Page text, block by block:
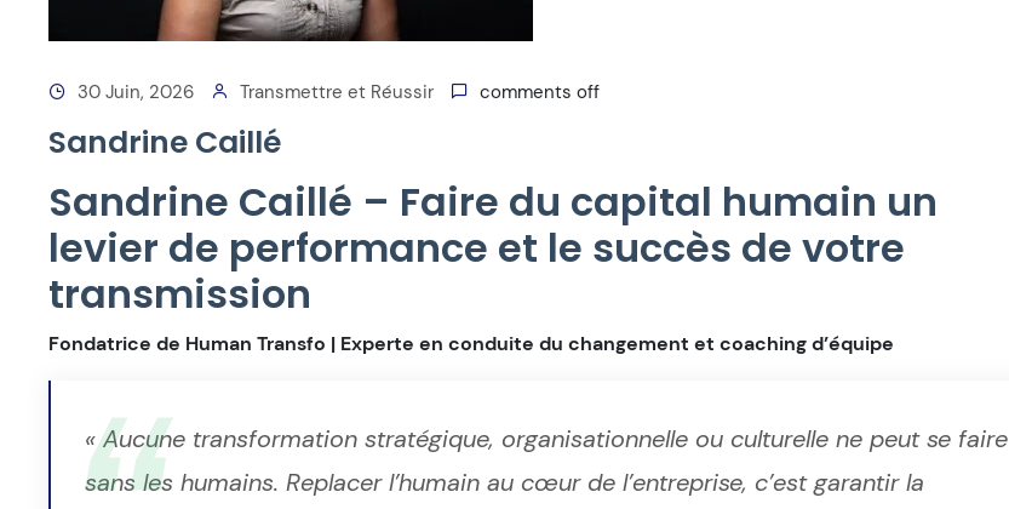
30 Juin, 2026 Transmettre et Réussir comments off
Sandrine Caillé
Sandrine Caillé – Faire du capital humain un
levier de performance et le succès de votre
transmission
Fondatrice de Human Transfo | Experte en conduite du changement et coaching d’équipe
« Aucune transformation stratégique, organisationnelle ou culturelle ne peut se faire
sans les humains. Replacer l’humain au cœur de l’entreprise, c’est garantir la